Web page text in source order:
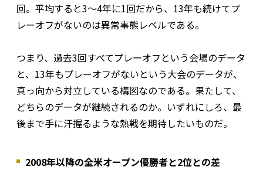
回。平均すると3〜4年に1回だから、13年も続けてプ
レーオフがないのは異常事態レベルである。
つまり、過去3回すべてプレーオフという会場のデータ
と、13年もプレーオフがないという大会のデータが、
真っ向から対立している構図なのである。果たして、
どちらのデータが継続されるのか。いずれにしろ、最
後まで手に汗握るような熱戦を期待したいものだ。
2008年以降の全米オープン優勝者と2位との差